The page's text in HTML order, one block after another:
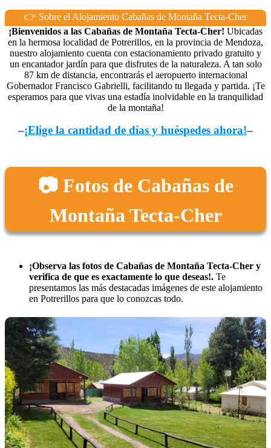
👉 Sobre el Alojamiento Cabañas de Montaña Tecta-Cher
¡Bienvenidos a las Cabañas de Montaña Tecta-Cher! Ubicadas
en la hermosa localidad de Potrerillos, en la provincia de Mendoza,
nuestro alojamiento cuenta con estacionamiento privado gratuito y
un encantador jardín para que disfrutes de la naturaleza. A tan solo
87 km de distancia, encontrarás el aeropuerto internacional
Gobernador Francisco Gabrielli, facilitando tu llegada y partida. ¡Te
esperamos para que vivas una estadía inolvidable en la tranquilidad
de la montaña!
–¡Elige la cantidad de días y huéspedes ahora!–
📷 Fotos de Cabañas de
Montaña Tecta-Cher
¡Observa las fotos de Cabañas de Montaña Tecta-Cher y
verifica de que es exactamente lo que deseas!. Te
presentamos las más destacadas imágenes de este alojamiento
en Potrerillos para que lo conozcas todo.